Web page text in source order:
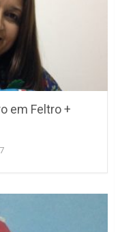
em Feltro +